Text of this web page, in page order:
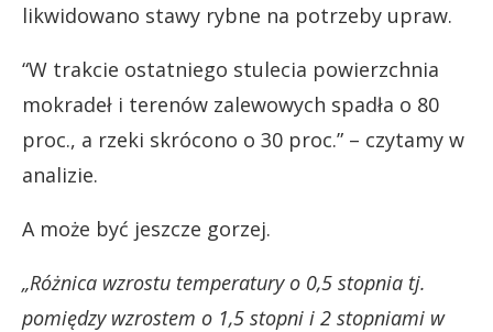
likwidowano stawy rybne na potrzeby upraw.
“W trakcie ostatniego stulecia powierzchnia
mokradeł i terenów zalewowych spadła o 80
proc., a rzeki skrócono o 30 proc.” – czytamy w
analizie.
A może być jeszcze gorzej.
„Różnica wzrostu temperatury o 0,5 stopnia tj.
pomiędzy wzrostem o 1,5 stopni i 2 stopniami w